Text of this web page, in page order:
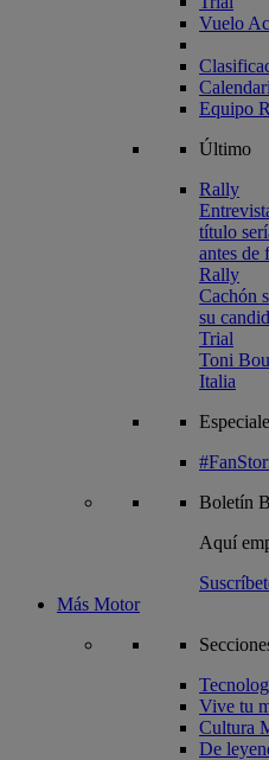
Vuelo
Equipo
Último
Rally
título
antes de
Rally
Cachón
su
Trial
Toni
Italia
Boletín
Aquí
Más Motor
Vive tu
Cultura
De